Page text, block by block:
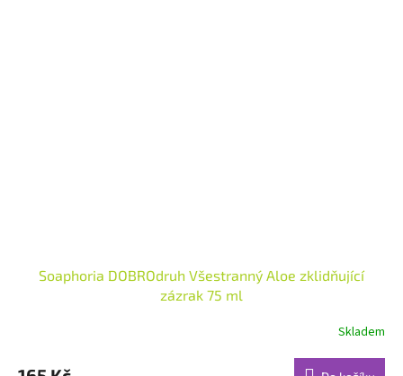
Soaphoria DOBROdruh Všestranný Aloe zklidňující
zázrak 75 ml
produktu
Skladem